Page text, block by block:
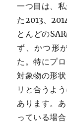
一つ目は、
た2013、
とんどの
ず、かつ形
た。特にプ
対象物の形
リと合うよ
あります。
っている場